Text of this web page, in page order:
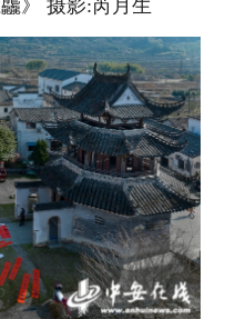
》 摄影:芮月生